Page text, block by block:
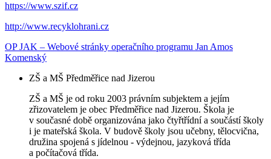
https://www.szif.cz
http://www.recyklohrani.cz
OP JAK – Webové stránky operačního programu Jan Amos
Komenský
ZŠ a MŠ Předměřice nad Jizerou
ZŠ a MŠ je od roku 2003 právním subjektem a jejím
zřizovatelem je obec Předměřice nad Jizerou. Škola je
v současné době organizována jako čtyřtřídní a součástí školy
i je mateřská škola. V budově školy jsou učebny, tělocvična,
družina spojená s jídelnou - výdejnou, jazyková třída
a počítačová třída.